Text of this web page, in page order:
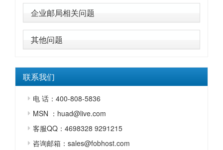
企业邮局相关问题
其他问题
联系我们
电 话：400-808-5836
MSN ：huad@live.com
客服QQ：4698328 9291215
咨询邮箱：sales@fobhost.com